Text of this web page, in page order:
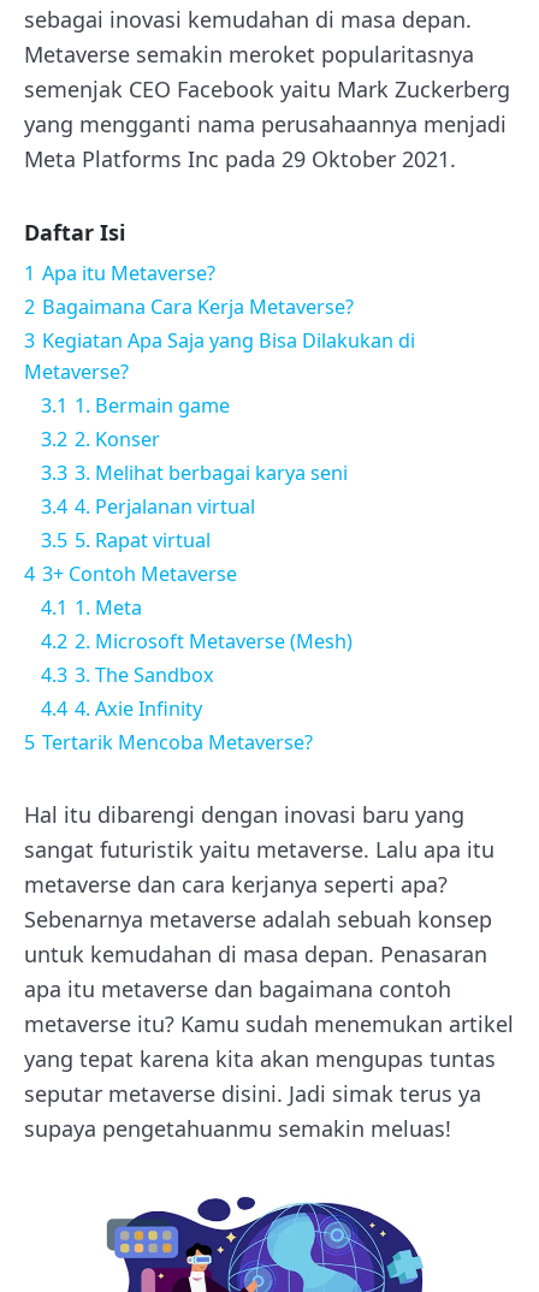
sebagai inovasi kemudahan di masa depan.
Metaverse semakin meroket popularitasnya
semenjak CEO Facebook yaitu Mark Zuckerberg
yang mengganti nama perusahaannya menjadi
Meta Platforms Inc pada 29 Oktober 2021.
Daftar Isi
1 Apa itu Metaverse?
2 Bagaimana Cara Kerja Metaverse?
3 Kegiatan Apa Saja yang Bisa Dilakukan di
Metaverse?
3.1 1. Bermain game
3.2 2. Konser
3.3 3. Melihat berbagai karya seni
3.4 4. Perjalanan virtual
3.5 5. Rapat virtual
4 3+ Contoh Metaverse
4.1 1. Meta
4.2 2. Microsoft Metaverse (Mesh)
4.3 3. The Sandbox
4.4 4. Axie Infinity
5 Tertarik Mencoba Metaverse?
Hal itu dibarengi dengan inovasi baru yang
sangat futuristik yaitu metaverse. Lalu apa itu
metaverse dan cara kerjanya seperti apa?
Sebenarnya metaverse adalah sebuah konsep
untuk kemudahan di masa depan. Penasaran
apa itu metaverse dan bagaimana contoh
metaverse itu? Kamu sudah menemukan artikel
yang tepat karena kita akan mengupas tuntas
seputar metaverse disini. Jadi simak terus ya
supaya pengetahuanmu semakin meluas!